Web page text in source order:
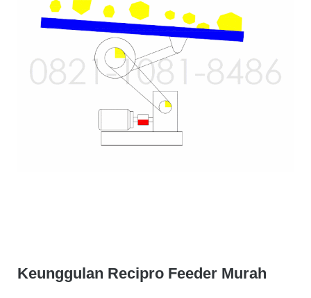
Keunggulan Recipro Feeder Murah